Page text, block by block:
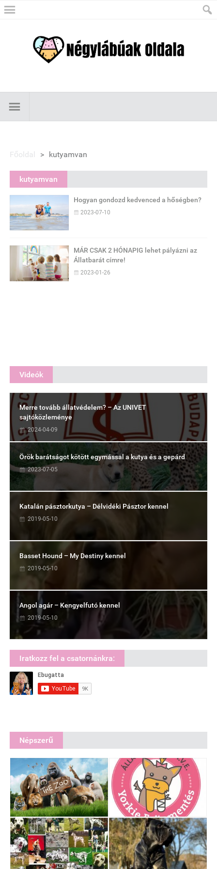
Főoldal > kutyamvan
kutyamvan
Hogyan gondozd kedvenced a hőségben?
2023-07-10
MÁR CSAK 2 HÓNAPIG lehet pályázni az
Állatbarát címre!
2023-01-26
Videók
Merre tovább állatvédelem? – Az UNIVET
sajtóközleménye
2024-04-09
Örök barátságot kötött egymással a kutya és a gepárd
2023-07-05
Katalán pásztorkutya – Délvidéki Pásztor kennel
2019-05-10
Basset Hound – My Destiny kennel
2019-05-10
Angol agár – Kengyelfutó kennel
2019-05-10
Iratkozz fel a csatornánkra:
Népszerű